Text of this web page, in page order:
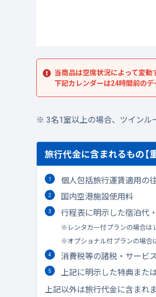
当商品は空席状況によって変動
下記カレンダーは24時間前の
3名1室以上の場合、ツインル
旅行代金に含まれるもの【
個人包括旅行運賃適用の
国内空港施設使用料
行程表に明示した宿泊代
レンタカー付プランの場合は
オプショナル付プランの場合
消費税等の諸税・サービ
上記に明示した特典また
上記以外は旅行代金に含まれま